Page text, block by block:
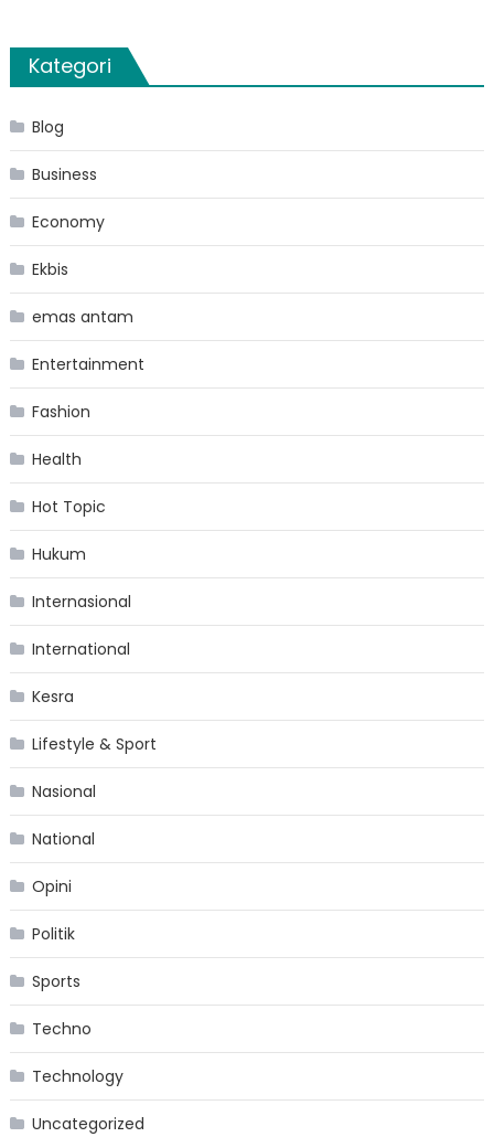
Kategori
Blog
Business
Economy
Ekbis
emas antam
Entertainment
Fashion
Health
Hot Topic
Hukum
Internasional
International
Kesra
Lifestyle & Sport
Nasional
National
Opini
Politik
Sports
Techno
Technology
Uncategorized